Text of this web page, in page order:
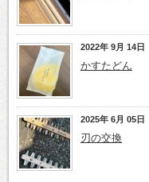
2022年 9月 14日
かすたどん
2025年 6月 05日
刃の交換